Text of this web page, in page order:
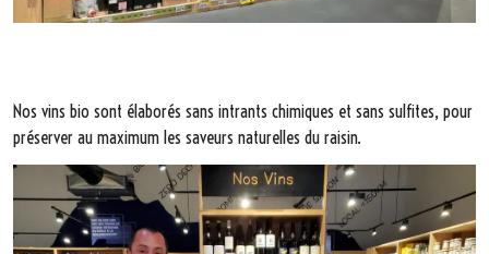
Nos vins bio sont élaborés sans intrants chimiques et sans sulfites, pour
préserver au maximum les saveurs naturelles du raisin.